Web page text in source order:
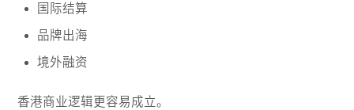
国际结算
品牌出海
境外融资
香港商业逻辑更容易成立。